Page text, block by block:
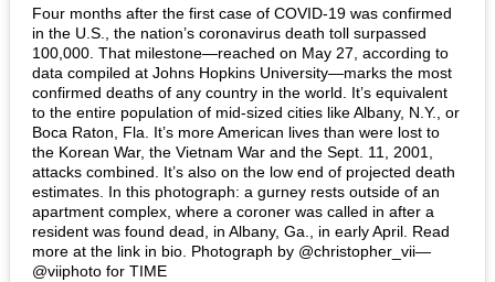
Four months after the first case of COVID-19 was confirmed
in the U.S., the nation’s coronavirus death toll surpassed
100,000. That milestone—reached on May 27, according to
data compiled at Johns Hopkins University—marks the most
confirmed deaths of any country in the world. It’s equivalent
to the entire population of mid-sized cities like Albany, N.Y., or
Boca Raton, Fla. It’s more American lives than were lost to
the Korean War, the Vietnam War and the Sept. 11, 2001,
attacks combined. It’s also on the low end of projected death
estimates. In this photograph: a gurney rests outside of an
apartment complex, where a coroner was called in after a
resident was found dead, in Albany, Ga., in early April. Read
more at the link in bio. Photograph by @christopher_vii—
@viiphoto for TIME